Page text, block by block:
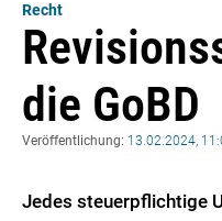
Recht
die GoBD
Veröffentlichung: 13.02.2024,
Jedes steuerpflichtige